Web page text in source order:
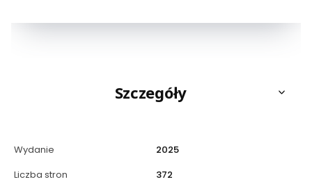
Szczegóły
Wydanie
2025
Liczba stron
372